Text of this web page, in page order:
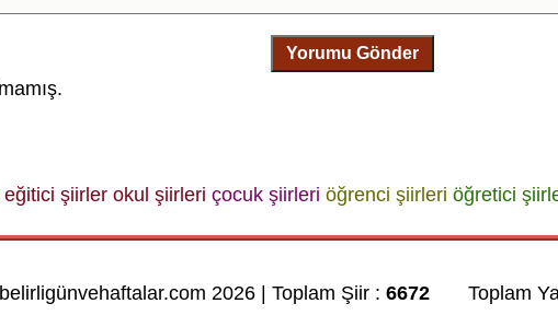
Yorumu Gönder
eğitici şiirler okul şiirleri çocuk şiirleri öğrenci şiirleri öğretici
belirligünvehaftalar.com 2026 | Toplam Şiir :6672 Toplam